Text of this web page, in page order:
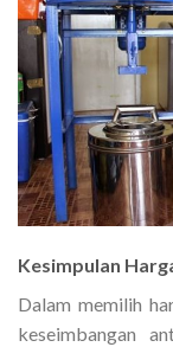
Kesimpulan
Dalam memilih
keseimbangan